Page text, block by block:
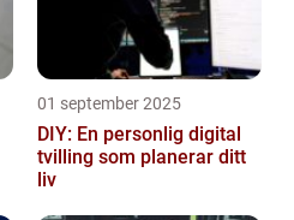
01 september 2025
DIY: En personlig digital
tvilling som planerar ditt
liv